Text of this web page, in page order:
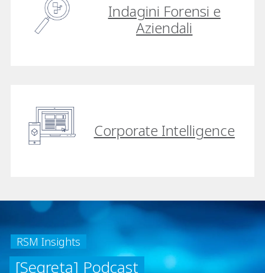
Indagini Forensi e
Aziendali
Corporate Intelligence
RSM Insights
[Segreta] Podcast